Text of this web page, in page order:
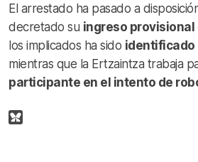
El arrestado ha pasado a
decretado su ingreso provisional
los implicados ha sido identificado
mientras que la Ertzaintza trabaja
participante en el intento de